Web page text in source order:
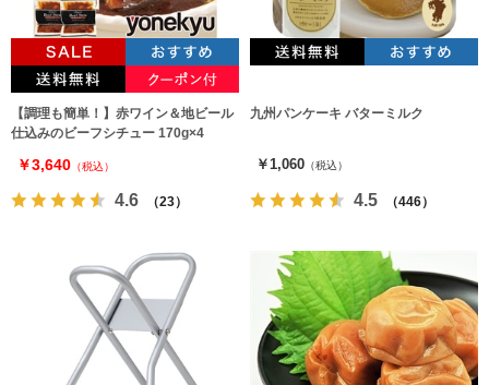
【調理も簡単！】赤ワイン＆地ビール
仕込みのビーフシチュー 170g×4
￥3,640 （税込）
4.6 （23）
九州パンケーキ バターミルク
￥1,060 （税込）
4.5 （446）